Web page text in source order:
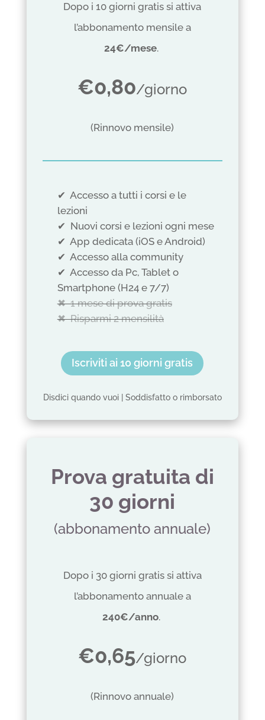
Dopo i 10 giorni gratis si attiva
l’abbonamento mensile a
24€/mese.
€0,80/giorno
(Rinnovo mensile)
✔︎ Accesso a tutti i corsi e le
lezioni
✔︎ Nuovi corsi e lezioni ogni mese
✔︎ App dedicata (iOS e Android)
✔︎ Accesso alla community
✔︎ Accesso da Pc, Tablet o
Smartphone (H24 e 7/7)
✖︎ 1 mese di prova gratis
✖︎ Risparmi 2 mensilità
Iscriviti ai 10 giorni gratis
Disdici quando vuoi | Soddisfatto o rimborsato
Prova gratuita di
30 giorni
(abbonamento annuale)
Dopo i 30 giorni gratis si attiva
l’abbonamento annuale a
240€/anno.
€0,65/giorno
(Rinnovo annuale)